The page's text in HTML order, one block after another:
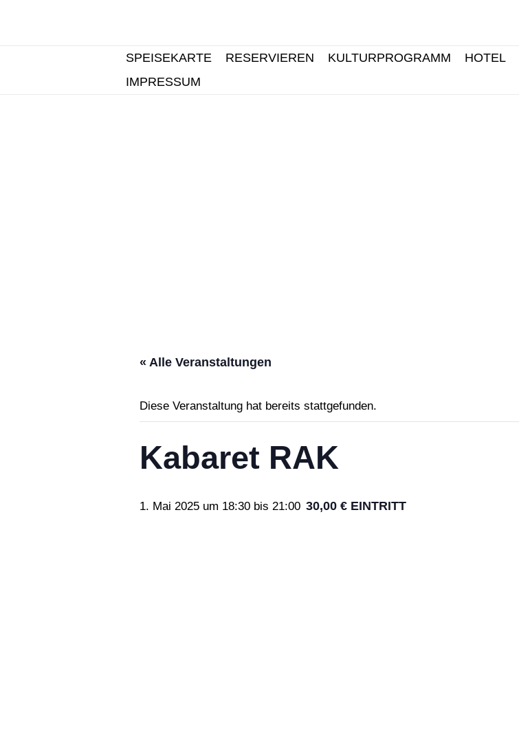
SPEISEKARTE RESERVIEREN KULTURPROGRAMM HOTEL
IMPRESSUM
« Alle Veranstaltungen
Diese Veranstaltung hat bereits stattgefunden.
Kabaret RAK
1. Mai 2025 um 18:30 bis 21:00 30,00 € EINTRITT